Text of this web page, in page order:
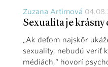
Zuzana Artimová
Sexualita je krásny
„Ak deťom najskôr
sexuality, nebudú veriť
médiách,“ hovorí